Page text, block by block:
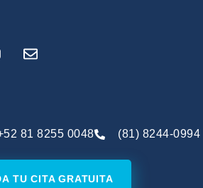
81 8255 0048 (81) 8244-0994
TU CITA GRATUITA